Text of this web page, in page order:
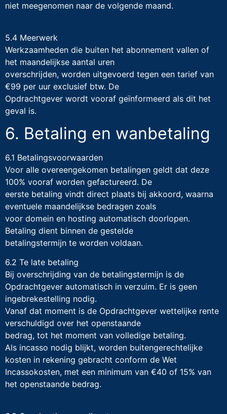
niet meegenomen naar de volgende maand.
5.4 Meerwerk
Werkzaamheden die buiten het abonnement vallen of
het maandelijkse aantal uren
overschrijden, worden uitgevoerd tegen een tarief van
€99 per uur exclusief btw. De
Opdrachtgever wordt vooraf geïnformeerd als dit het
geval is.
6. Betaling en wanbetaling
6.1 Betalingsvoorwaarden
Voor alle overeengekomen betalingen geldt dat deze
100% vooraf worden gefactureerd. De
eerste betaling vindt direct plaats bij akkoord, waarna
eventuele maandelijkse bedragen zoals
voor domein en hosting automatisch doorlopen.
Betaling dient binnen de gestelde
betalingstermijn te worden voldaan.
6.2 Te late betaling
Bij overschrijding van de betalingstermijn is de
Opdrachtgever automatisch in verzuim. Er is geen
ingebrekestelling nodig.
Vanaf dat moment is de Opdrachtgever wettelijke rente
verschuldigd over het openstaande
bedrag, tot het moment van volledige betaling.
Als incasso nodig blijkt, worden buitengerechtelijke
kosten in rekening gebracht conform de Wet
Incassokosten, met een minimum van €40 of 15% van
het openstaande bedrag.